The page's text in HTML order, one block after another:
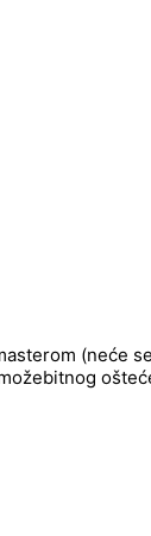
(neće